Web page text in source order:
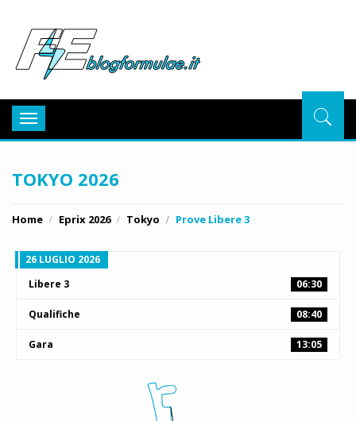
Toggle
navigation
TOKYO 2026
Home Eprix 2026 Tokyo Prove Libere 3
26 LUGLIO 2026
Libere 3
06:30
Qualifiche 08:40
Gara 13:05